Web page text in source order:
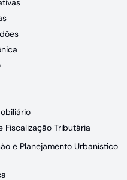
Fiscalização Tributária
e Planejamento Urbanístico